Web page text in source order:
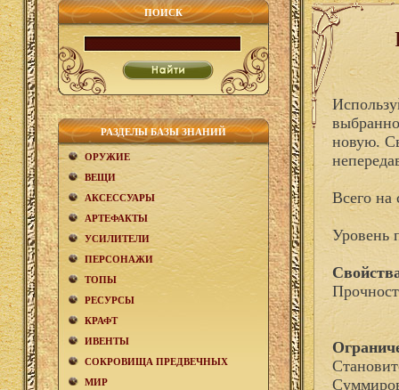
ПОИСК
РАЗДЕЛЫ БАЗЫ ЗНАНИЙ
ОРУЖИЕ
ВЕЩИ
АКCЕСCУАРЫ
АРТЕФАКТЫ
УСИЛИТЕЛИ
ПЕРСОНАЖИ
ТОПЫ
РЕСУРСЫ
КРАФТ
ИВЕНТЫ
СОКРОВИЩА ПРЕДВЕЧНЫХ
МИР
новую.
Всего на
Уровень